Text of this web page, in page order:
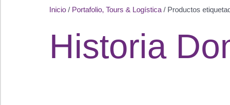
Inicio / Portafolio, Tours & Logística / Productos
Historia